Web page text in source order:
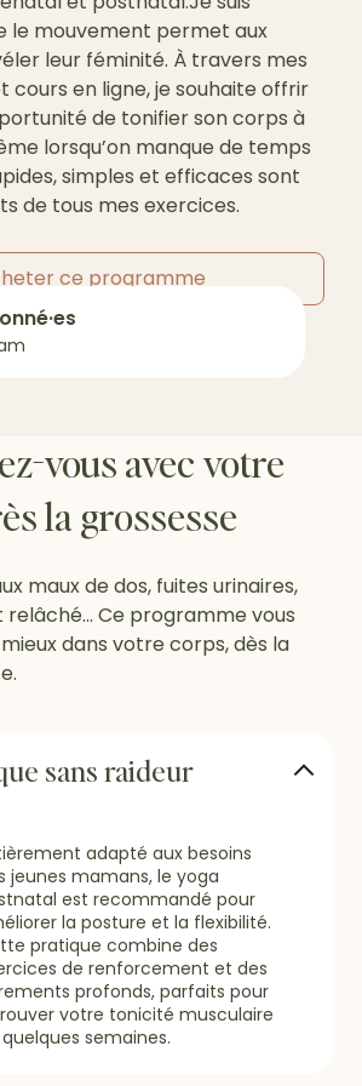
le mouvement permet aux
leur féminité. À travers mes
cours en ligne, je souhaite offrir
de tonifier son corps à
lorsqu’on manque de temps
simples et efficaces sont
de tous mes exercices.
ce programme
vous avec votre
la grossesse
maux de dos, fuites urinaires,
Ce programme vous
dans votre corps, dès la
sans raideur
adapté aux besoins
jeunes mamans, le yoga
est recommandé pour
la posture et la flexibilité.
pratique combine des
de renforcement et des
profonds, parfaits pour
votre tonicité musculaire
semaines.